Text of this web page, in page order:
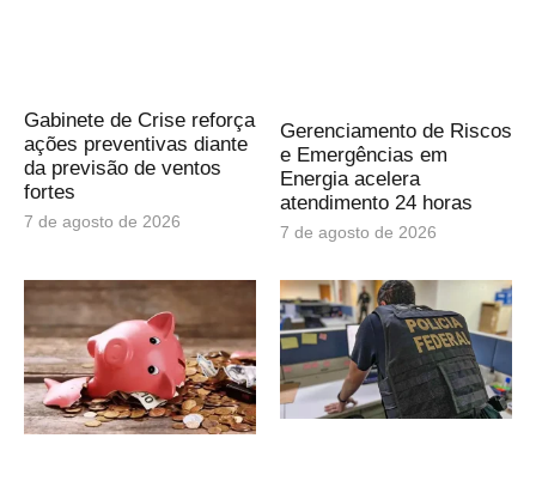
Gabinete de Crise reforça
ações preventivas diante
da previsão de ventos
fortes
7 de agosto de 2026
Gerenciamento de Riscos
e Emergências em
Energia acelera
atendimento 24 horas
7 de agosto de 2026